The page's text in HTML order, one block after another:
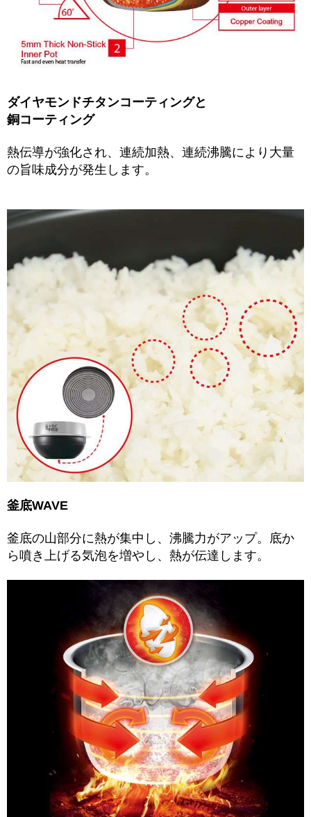
ダイヤモンドチタンコーティングと
銅コーティング
熱伝導が強化され、連続加熱、連続沸騰により大量
の旨味成分が発生します。
釜底WAVE
釜底の山部分に熱が集中し、沸騰力がアップ。底か
ら噴き上げる気泡を増やし、熱が伝達します。